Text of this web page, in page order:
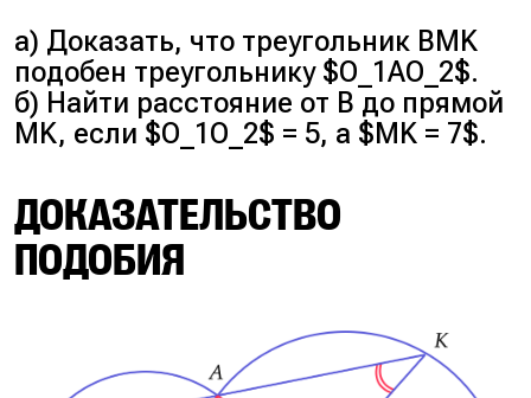
а) Доказать, что треугольник BMK
подобен треугольнику $O_1AO_2$.
б) Найти расстояние от B до прямой
MK, если $O_1O_2$ = 5, а $MK = 7$.
ДОКАЗАТЕЛЬСТВО
ПОДОБИЯ